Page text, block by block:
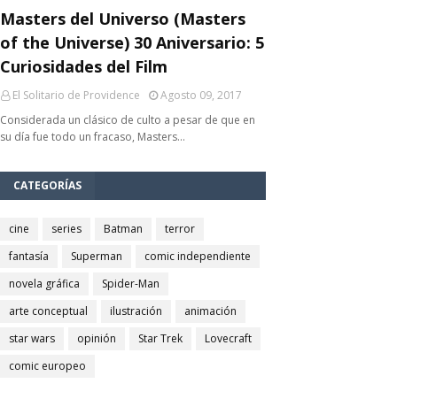
Masters del Universo (Masters
of the Universe) 30 Aniversario: 5
Curiosidades del Film
El Solitario de Providence
Agosto 09, 2017
Considerada un clásico de culto a pesar de que en
su día fue todo un fracaso, Masters…
CATEGORÍAS
cine series Batman
terror
fantasía
Superman
comic independiente
novela gráfica
Spider-Man
arte conceptual
ilustración
animación
star wars
opinión Star Trek
Lovecraft
comic europeo